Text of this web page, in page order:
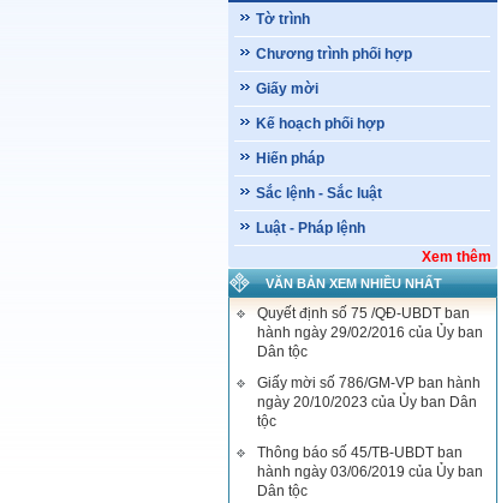
Tờ trình
Chương trình phối hợp
Giấy mời
Kế hoạch phối hợp
Hiến pháp
Sắc lệnh - Sắc luật
Luật - Pháp lệnh
Xem thêm
VĂN BẢN XEM NHIỀU NHẤT
Quyết định số 75 /QĐ-UBDT ban
hành ngày 29/02/2016 của Ủy ban
Dân tộc
Giấy mời số 786/GM-VP ban hành
ngày 20/10/2023 của Ủy ban Dân
tộc
Thông báo số 45/TB-UBDT ban
hành ngày 03/06/2019 của Ủy ban
Dân tộc